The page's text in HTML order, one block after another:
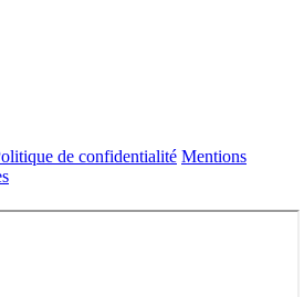
de confidentialité Mentions